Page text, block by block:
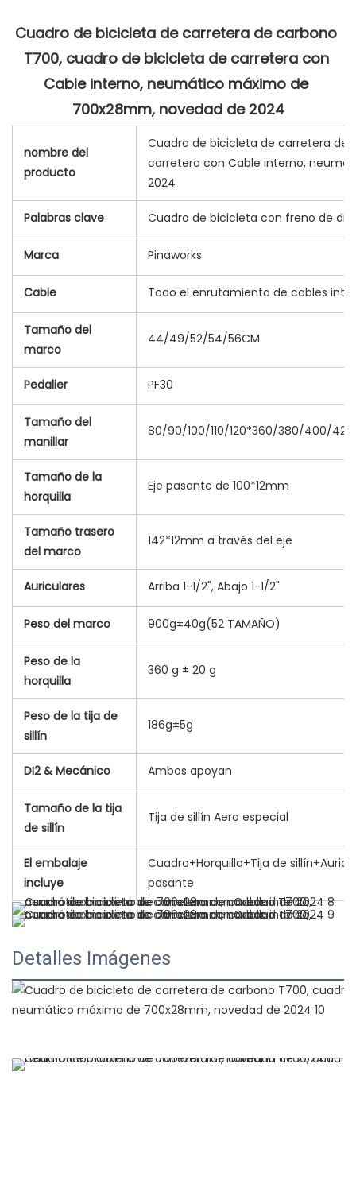
Cuadro de bicicleta de carretera de carbono
T700, cuadro de bicicleta de carretera con
Cable interno, neumático máximo de
700x28mm, novedad de 2024
nombre del
producto
Cuadro de bicicleta de carretera de
carretera con Cable interno,
2024
Palabras clave Cuadro de bicicleta con freno de
Marca Pinaworks
Cable Todo el enrutamiento de cables
Tamaño del
marco
44/49/52/54/56CM
Pedalier PF30
Tamaño del
manillar
80/90/100/110/120*360/380/400/
Tamaño de la
horquilla
Eje pasante de 100*12mm
Tamaño trasero
del marco
142*12mm a través del eje
Auriculares Arriba 1-1/2", Abajo 1-1/2"
Peso del marco 900g±40g(52 TAMAÑO)
Peso de la
horquilla
360 g ± 20 g
Peso de la tija de
sillín
186g±5g
DI2 & Mecánico Ambos apoyan
Tamaño de la tija
de sillín
Tija de sillín Aero especial
El embalaje
incluye
Cuadro+Horquilla+Tija de
pasante
Detalles Imágenes